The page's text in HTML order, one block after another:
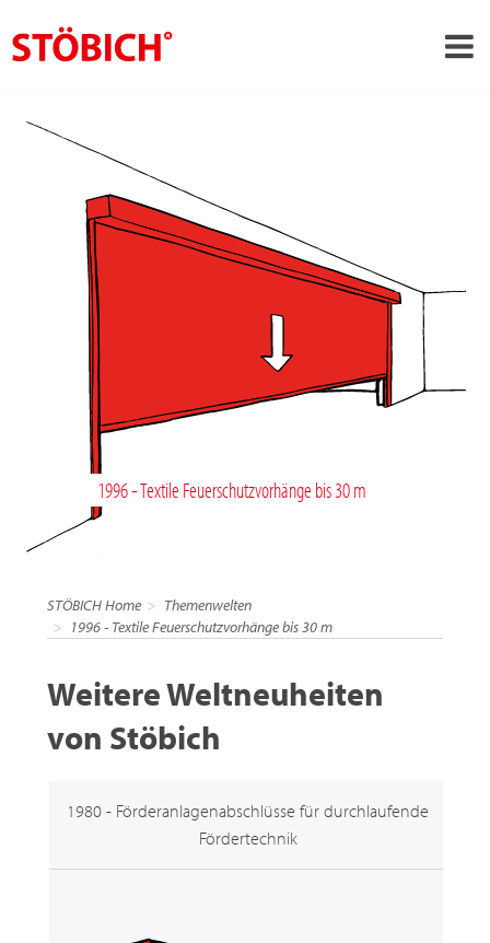
Über uns
Lösungen
Referenzen
›
Themenwelten
Kontakt
1996 - Textile Feuerschutzvorhänge bis 30 m
STÖBICH Home
Themenwelten
1996 - Textile Feuerschutzvorhänge bis 30 m
Weitere Weltneuheiten
von Stöbich
1980 - Förderanlagenabschlüsse für durchlaufende
Fördertechnik